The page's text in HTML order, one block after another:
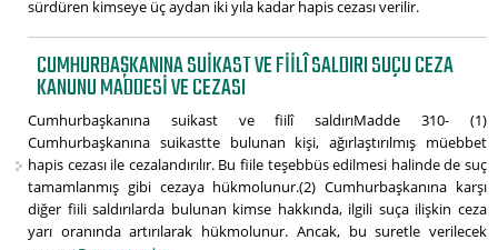
sürdüren kimseye üç aydan iki yıla kadar hapis cezası verilir.
CUMHURBAŞKANINA SUIKAST VE FIILÎ SALDIRI SUÇU CEZA
KANUNU MADDESI VE CEZASI
Cumhurbaşkanına suikast ve fiilî saldırıMadde 310- (1)
Cumhurbaşkanına suikastte bulunan kişi, ağırlaştırılmış müebbet
hapis cezası ile cezalandırılır. Bu fiile teşebbüs edilmesi halinde de suç
tamamlanmış gibi cezaya hükmolunur.(2) Cumhurbaşkanına karşı
diğer fiili saldırılarda bulunan kimse hakkında, ilgili suça ilişkin ceza
yarı oranında artırılarak hükmolunur. Ancak, bu suretle verilecek